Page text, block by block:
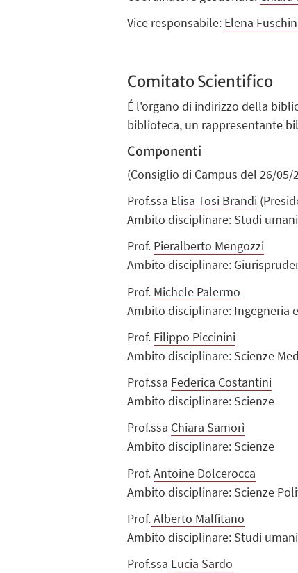
Vice responsabile: Elena
Comitato Scientifico
É l'organo di indirizzo della
biblioteca, un rappresentante
Componenti
(Consiglio di Campus del 26/05/
Prof.ssa Elisa Tosi Brandi
Ambito disciplinare: Studi
Prof. Pieralberto Mengozzi
Ambito disciplinare:
Prof. Michele Palermo
Ambito disciplinare: Ingegneria
Prof. Filippo Piccinini
Ambito disciplinare: Scienze
Prof.ssa Federica Costantini
Ambito disciplinare: Scienze
Prof.ssa Chiara Samorì
Ambito disciplinare: Scienze
Prof.Antoine Dolcerocca
Ambito disciplinare: Scienze
Prof.Alberto Malfitano
Ambito disciplinare: Studi
Prof.ssa Lucia Sardo